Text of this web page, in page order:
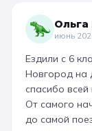
маршрут для
интересно и
Огромная
выбора
гостиницы,
интересного
приятного
июнь
Ездили с 6
Новгород на
спасибо
От самого
до самой